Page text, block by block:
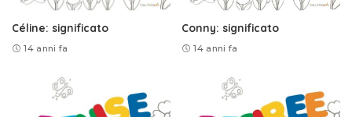
Céline: significato
14 anni fa
Conny: significato
14 anni fa